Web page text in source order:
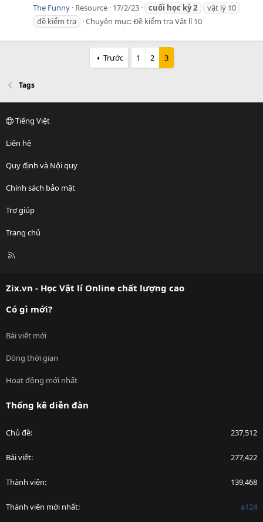
The Funny Resource 17/2/23 cuối học kỳ2
vật lý 10
đề kiểm tra
Chuyên mục:Đề kiểm tra Vật lí 10
Trước 1 2 3
Tags
Tiếng Việt
Liên hệ
Quy định và Nội quy
Chính sách bảo mật
Trợ giúp
Trang chủ
R
Zix.vn - Học Vật lí Online chất lượng cao
Có gì mới?
Bài viết mới
Dòng thời gian
Hoạt động mới nhất
Thống kê diễn đàn
Chủ đề 237,512
Bài viết 277,422
Thành viên 139,468
Thành viên mới nhất a124